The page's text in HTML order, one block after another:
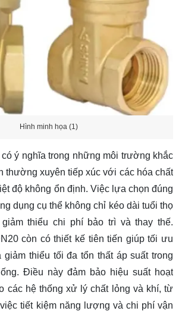
Hình minh họa (1)
ý nghĩa trong những môi trường khắc
thường xuyên tiếp xúc với các hóa chất
độ không ổn định. Việc lựa chọn đúng
dụng cụ thể không chỉ kéo dài tuổi thọ
thiểu chi phí bảo trì và thay thế.
còn có thiết kế tiên tiến giúp tối ưu
thiểu tối đa tổn thất áp suất trong
Điều này đảm bảo hiệu suất hoạt
các hệ thống xử lý chất lỏng và khí, từ
tiết kiệm năng lượng và chi phí vận